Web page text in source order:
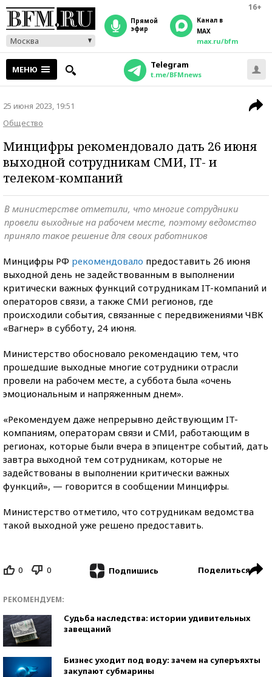
16+
Москва
прямой
эфир
Канал в
MAX
max.ru/bfm
МЕНЮ Telegram
t.me/BFMnews
25 июня 2023, 19:51
Общество
Минцифры рекомендовало дать 26 июня
выходной сотрудникам СМИ, IT- и
телеком-компаний
В министерстве отметили, что многие сотрудники
провели выходные на рабочем месте, поэтому ведомство
приняло такое решение для своих работников
Минцифры РФ рекомендовало предоставить 26 июня
выходной день не задействованным в выполнении
критически важных функций сотрудникам IT-компаний и
операторов связи, а также СМИ регионов, где
происходили события, связанные с передвижениями ЧВК
«Вагнер» в субботу, 24 июня.
Министерство обосновало рекомендацию тем, что
прошедшие выходные многие сотрудники отрасли
провели на рабочем месте, а суббота была «очень
эмоциональным и напряженным днем».
«Рекомендуем даже непрерывно действующим IT-
компаниям, операторам связи и СМИ, работающим в
регионах, которые были вчера в эпицентре событий, дать
завтра выходной тем сотрудникам, которые не
задействованы в выполнении критически важных
функций», — говорится в сообщении Минцифры.
Министерство отметило, что сотрудникам ведомства
такой выходной уже решено предоставить.
0 0 Подпишись Поделиться
РЕКОМЕНДУЕМ:
Судьба наследства: истории удивительных
завещаний
Бизнес уходит под воду: зачем на суперъяхты
закупают субмарины